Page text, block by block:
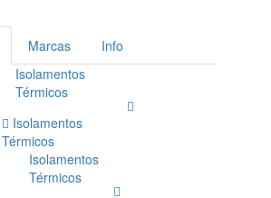
Marcas
Info
Isolamentos
Térmicos
Isolamentos
Térmicos
Isolamentos
Térmicos